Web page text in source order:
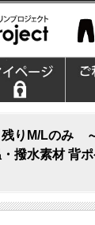
残りM/Lのみ
撥水素材 背